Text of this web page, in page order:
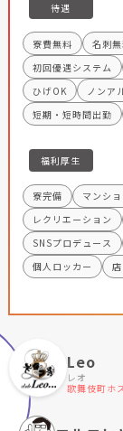
待遇
寮費無料 名刺
初回優遇システム
ひげOK
ノンア
短期・短時間出勤
福利厚生
寮完備 マンシ
レクリエーション
SNSプロデュース
個人ロッカー
Leo
レオ
歌舞伎町ホ